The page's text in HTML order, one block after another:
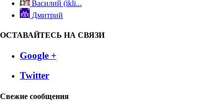
Василий (ikli...
Дмитрий
ОСТАВАЙТЕСЬ НА СВЯЗИ
Google +
Twitter
Свежие сообщения